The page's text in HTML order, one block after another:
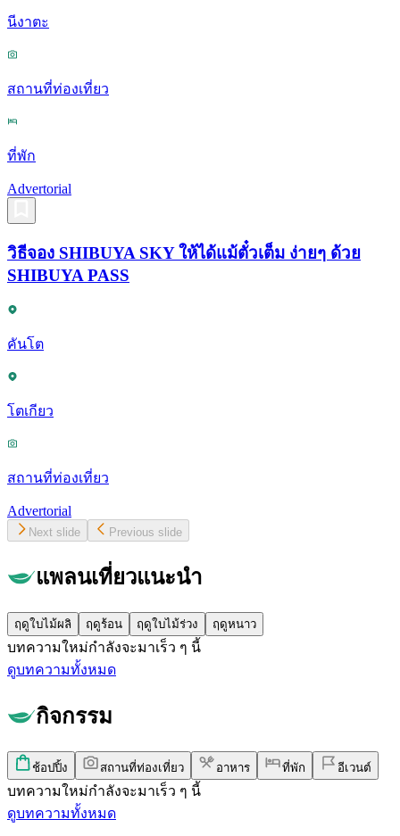
นีงาตะ
สถานที่ท่องเที่ยว
ที่พัก
Advertorial
วิธีจอง SHIBUYA SKY ให้ได้แม้ตั๋วเต็ม ง่ายๆ ด้วย
SHIBUYA PASS
คันโต
โตเกียว
สถานที่ท่องเที่ยว
Advertorial
Next slide Previous slide
แพลนเที่ยวแนะนำ
ฤดูใบไม้ผลิ ฤดูร้อน ฤดูใบไม้ร่วง ฤดูหนาว
บทความใหม่กำลังจะมาเร็ว ๆ นี้
ดูบทความทั้งหมด
กิจกรรม
ช้อปปิ้ง สถานที่ท่องเที่ยว อาหาร ที่พัก อีเวนต์
บทความใหม่กำลังจะมาเร็ว ๆ นี้
ดูบทความทั้งหมด